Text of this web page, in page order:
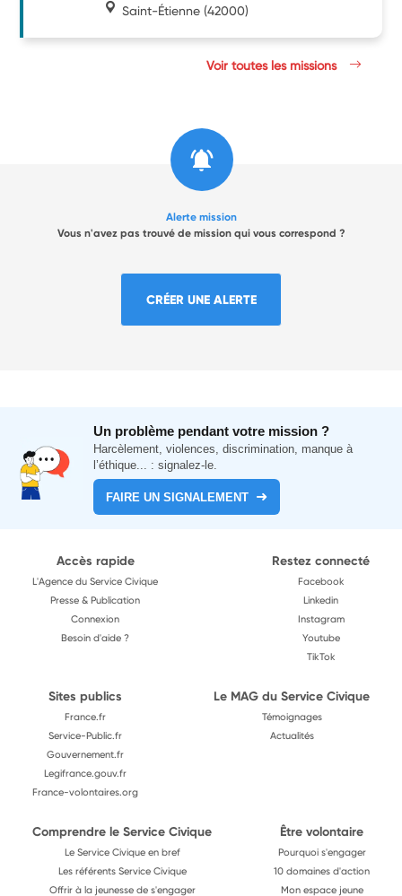
Saint-Étienne (42000)
Voir toutes les missions
Alerte mission
Vous n'avez pas trouvé de mission qui vous correspond ?
CRÉER UNE ALERTE
Un problème pendant votre mission ?
Harcèlement, violences, discrimination, manque à
l’éthique... : signalez-le.
FAIRE UN SIGNALEMENT
Accès rapide
L'Agence du Service Civique
Presse & Publication
Connexion
Besoin d'aide ?
Restez connecté
Facebook
Linkedin
Instagram
Youtube
TikTok
Sites publics
France.fr
Service-Public.fr
Gouvernement.fr
Legifrance.gouv.fr
France-volontaires.org
Le MAG du Service Civique
Témoignages
Actualités
Comprendre le Service Civique
Le Service Civique en bref
Les référents Service Civique
Offrir à la jeunesse de s'engager
Être volontaire
Pourquoi s'engager
10 domaines d'action
Mon espace jeune